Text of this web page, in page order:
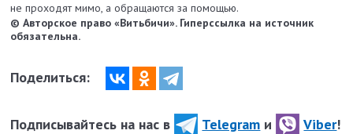
не проходят мимо, а обращаются за помощью.
© Авторское право «Витьбичи». Гиперссылка на источник
обязательна.
Поделиться:
Подписывайтесь на нас в Telegram и Viber!